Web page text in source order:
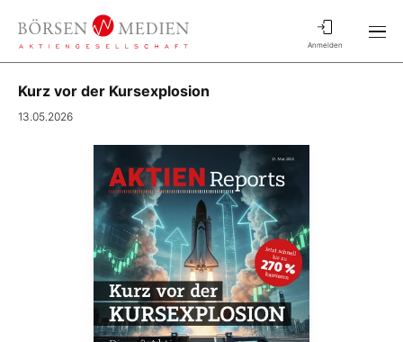
Anmelden
Kurz vor der Kursexplosion
13.05.2026